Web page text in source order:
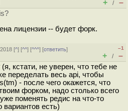
+ / –
лицензии -- будет форк.
[^] [^^] [^^^] [ответить]
–1
+ / –
кстати, не уверен, что тебе не
переделать весь api, чтобы
- после чего окажется, что
форком, надо столько всего
поменять редис на что-то
вариантов есть)